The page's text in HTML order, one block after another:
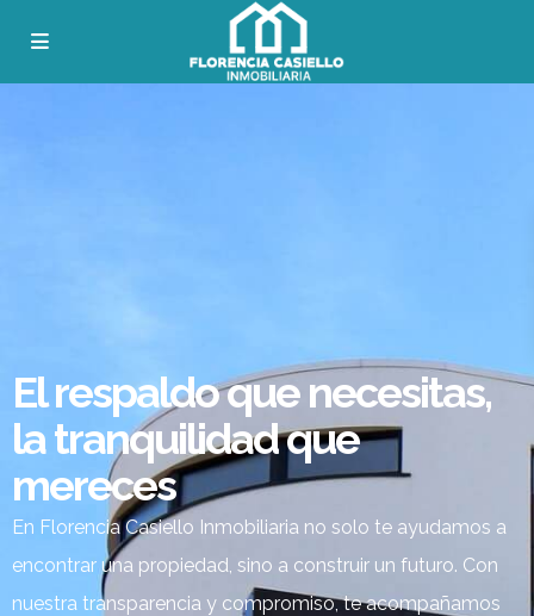
El respaldo que necesitas,
la tranquilidad que
mereces
En Florencia Casiello Inmobiliaria no solo te ayudamos a
encontrar una propiedad, sino a construir un futuro. Con
nuestra transparencia y compromiso, te acompañamos